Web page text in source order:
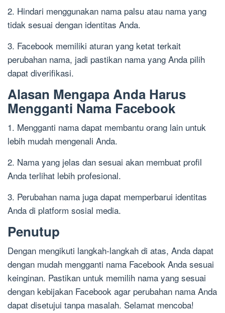
2. Hindari menggunakan nama palsu atau nama yang
tidak sesuai dengan identitas Anda.
3. Facebook memiliki aturan yang ketat terkait
perubahan nama, jadi pastikan nama yang Anda pilih
dapat diverifikasi.
Alasan Mengapa Anda Harus
Mengganti Nama Facebook
1. Mengganti nama dapat membantu orang lain untuk
lebih mudah mengenali Anda.
2. Nama yang jelas dan sesuai akan membuat profil
Anda terlihat lebih profesional.
3. Perubahan nama juga dapat memperbarui identitas
Anda di platform sosial media.
Penutup
Dengan mengikuti langkah-langkah di atas, Anda dapat
dengan mudah mengganti nama Facebook Anda sesuai
keinginan. Pastikan untuk memilih nama yang sesuai
dengan kebijakan Facebook agar perubahan nama Anda
dapat disetujui tanpa masalah. Selamat mencoba!